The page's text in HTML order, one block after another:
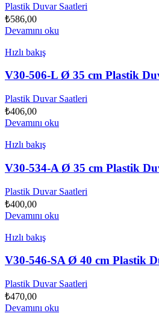
Plastik Duvar Saatleri
₺586,00
Devamını oku
Hızlı bakış
V30-506-L Ø 35 cm Plastik
Plastik Duvar Saatleri
₺406,00
Devamını oku
Hızlı bakış
V30-534-A Ø 35 cm Plastik
Plastik Duvar Saatleri
₺400,00
Devamını oku
Hızlı bakış
V30-546-SA Ø 40 cm Plastik
Plastik Duvar Saatleri
₺470,00
Devamını oku